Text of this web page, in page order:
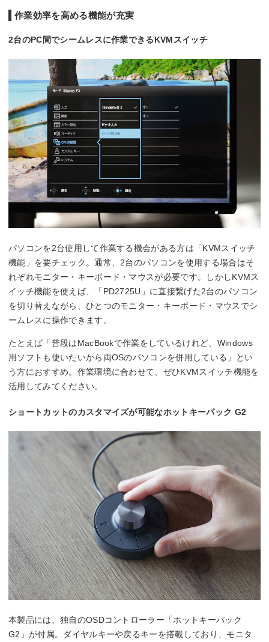
作業効率を高める機能が充実
2台のPC間でシームレスに作業できるKVMスイッチ
パソコンを2台使用して作業する機会がある方は「KVMスイッチ
機能」を要チェック。通常、2台のパソコンを使用する場合はそ
れぞれモニター・キーボード・マウスが必要です。しかしKVMス
イッチ機能を使えば、「PD2725U」に直接繋げた2台のパソコン
を切り替えながら、ひとつのモニター・キーボード・マウスでシ
ームレスに操作できます。
たとえば「普段はMacBookで作業をしているけれど、Windows
用ソフトも使いたいから両OSのパソコンを併用している」とい
う方におすすめ。作業環境に合わせて、ぜひKVMスイッチ機能を
活用してみてください。
ショートカットのカスタマイズが可能なホットキーパック G2
本製品には、独自のOSDコントローラー「ホットキーパック
G2」が付属。ダイヤルキーや戻るキーを搭載しており、モニタ